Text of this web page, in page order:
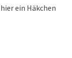
ein Häkchen